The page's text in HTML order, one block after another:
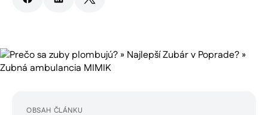
OBSAH ČLÁNKU